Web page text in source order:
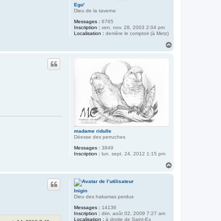
Ego'
Dieu de la taverne
Messages : 6765
Inscription : ven. nov. 28, 2003 2:04 pm
Localisation : derrière le comptoir (à Metz)
madame ridulle
Déesse des perruches
Messages : 3849
Inscription : lun. sept. 24, 2012 1:15 pm
Inigin
Dieu des hakamas perdus
Messages : 14136
Inscription : dim. août 02, 2009 7:27 am
Localisation : à droite de Saint-Ex